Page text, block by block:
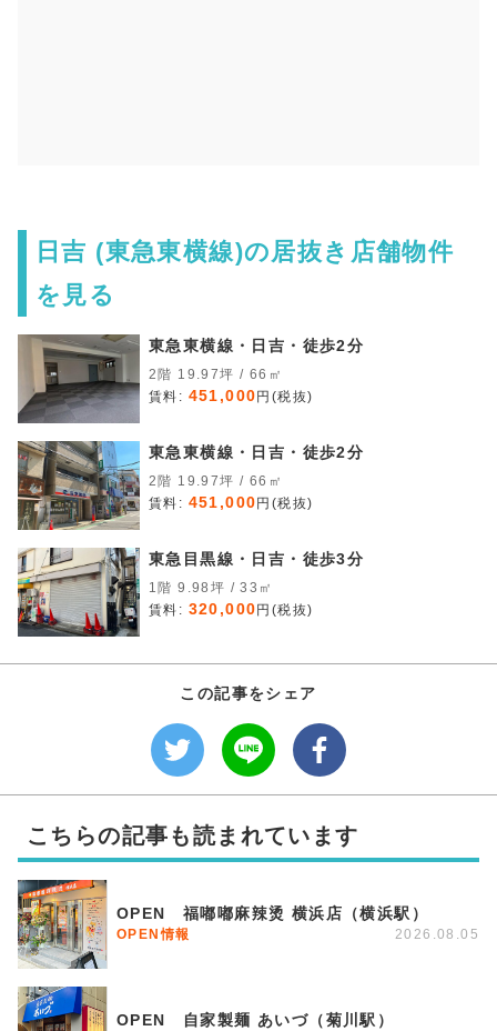
日吉 (東急東横線)の居抜き店舗物件
を見る
東急東横線・日吉・徒歩2分
2階 19.97坪 / 66㎡
賃料: 451,000 円(税抜)
東急東横線・日吉・徒歩2分
2階 19.97坪 / 66㎡
賃料: 451,000 円(税抜)
東急目黒線・日吉・徒歩3分
1階 9.98坪 / 33㎡
賃料: 320,000 円(税抜)
この記事をシェア
こちらの記事も読まれています
OPEN 福嘟嘟麻辣烫 横浜店（横浜駅）
OPEN情報 2026.08.05
OPEN 自家製麺 あいづ（菊川駅）